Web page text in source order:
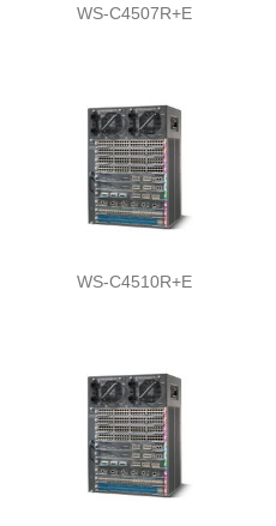
WS-C4507R+E
WS-C4510R+E